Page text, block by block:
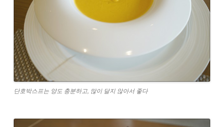
단호박스프는 양도 충분하고, 많이 달지 않아서 좋다